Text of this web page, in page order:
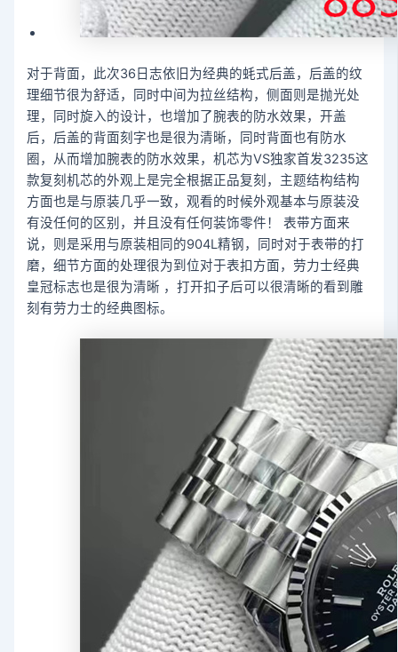
对于背面，此次36日志依旧为经典的蚝式后盖，后盖的纹
理细节很为舒适，同时中间为拉丝结构，侧面则是抛光处
理，同时旋入的设计，也增加了腕表的防水效果，开盖
后，后盖的背面刻字也是很为清晰，同时背面也有防水
圈，从而增加腕表的防水效果，机芯为VS独家首发3235这
款复刻机芯的外观上是完全根据正品复刻，主题结构结构
方面也是与原装几乎一致，观看的时候外观基本与原装没
有没任何的区别，并且没有任何装饰零件！ 表带方面来
说，则是采用与原装相同的904L精钢，同时对于表带的打
磨，细节方面的处理很为到位对于表扣方面，劳力士经典
皇冠标志也是很为清晰 ，打开扣子后可以很清晰的看到雕
刻有劳力士的经典图标。